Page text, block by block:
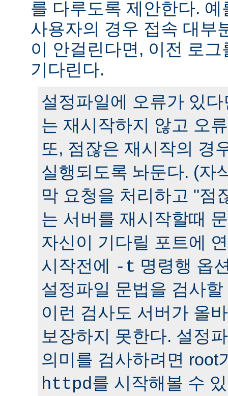
를 다루도록 제안한다.
사용자의 경우 접속 대부
이 안걸린다면, 이전 로
기다린다.
설정파일에 오류가 있
는 재시작하지 않고 오
또, 점잖은 재시작의 경
실행되도록 놔둔다. (자
막 요청을 처리하고 "점
는 서버를 재시작할때
자신이 기다릴 포트에
시작전에
-t 명령행 옵
설정파일 문법을 검사
이런 검사도 서버가 올
보장하지 못한다. 설정
의미를 검사하려면 root
httpd를 시작해볼 수